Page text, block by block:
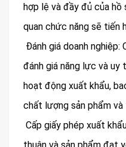
hợp lệ và đầy đủ của hồ
quan chức năng sẽ tiến
Đánh giá doanh nghiệp:
đánh giá năng lực và uy
hoạt động xuất khẩu,
chất lượng sản phẩm
Cấp giấy phép xuất